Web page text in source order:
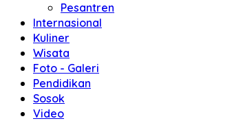
Pesantren
Internasional
Kuliner
Wisata
Foto - Galeri
Pendidikan
Sosok
Video